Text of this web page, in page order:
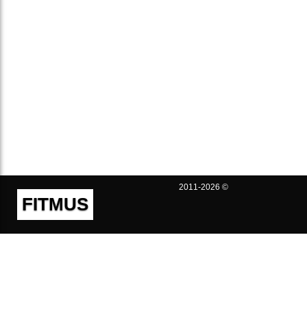
FITMUS
2011-2026 ©